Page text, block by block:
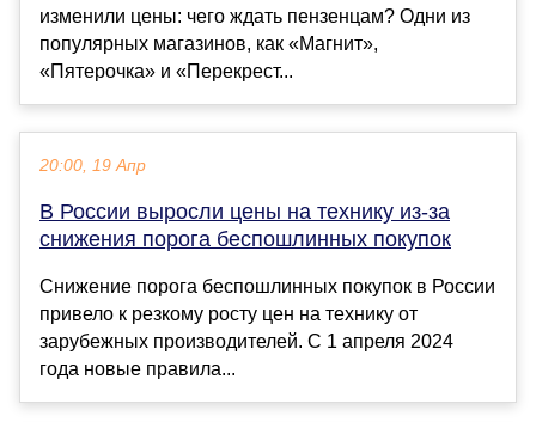
изменили цены: чего ждать пензенцам? Одни из
популярных магазинов, как «Магнит»,
«Пятерочка» и «Перекрест...
20:00, 19 Апр
В России выросли цены на технику из-за
снижения порога беспошлинных покупок
Снижение порога беспошлинных покупок в России
привело к резкому росту цен на технику от
зарубежных производителей. С 1 апреля 2024
года новые правила...